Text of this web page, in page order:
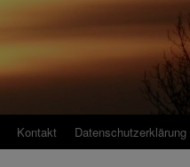
Kontakt Datenschutz­erklärung